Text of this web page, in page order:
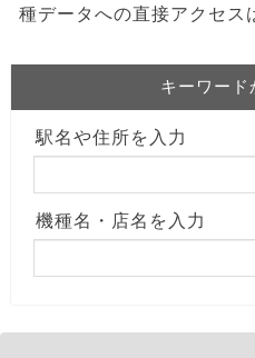
種データへの直接アクセス
キーワード
駅名や住所を入力
機種名・店名を入力